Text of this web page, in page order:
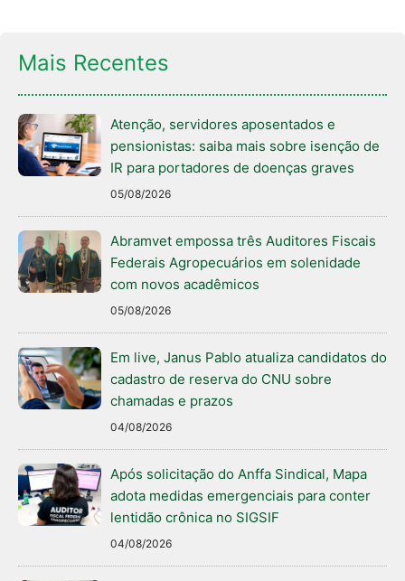
Mais Recentes
Atenção, servidores aposentados e
pensionistas: saiba mais sobre isenção de
IR para portadores de doenças graves
05/08/2026
Abramvet empossa três Auditores Fiscais
Federais Agropecuários em solenidade
com novos acadêmicos
05/08/2026
Em live, Janus Pablo atualiza candidatos do
cadastro de reserva do CNU sobre
chamadas e prazos
04/08/2026
Após solicitação do Anffa Sindical, Mapa
adota medidas emergenciais para conter
lentidão crônica no SIGSIF
04/08/2026